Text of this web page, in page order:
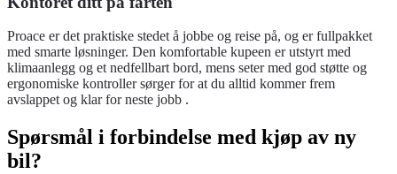
Proace er det praktiske stedet å jobbe og reise på, og er fullpakket
med smarte løsninger. Den komfortable kupeen er utstyrt med
klimaanlegg og et nedfellbart bord, mens seter med god støtte og
ergonomiske kontroller sørger for at du alltid kommer frem
avslappet og klar for neste jobb .
Spørsmål i forbindelse med kjøp av ny
bil?